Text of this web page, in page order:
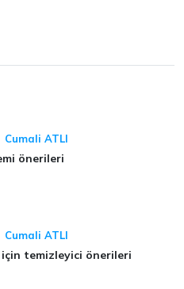
Cumali ATLI
önerileri
Cumali ATLI
temizleyici önerileri